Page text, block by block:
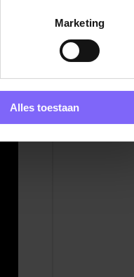
Marketing
Alles toestaan